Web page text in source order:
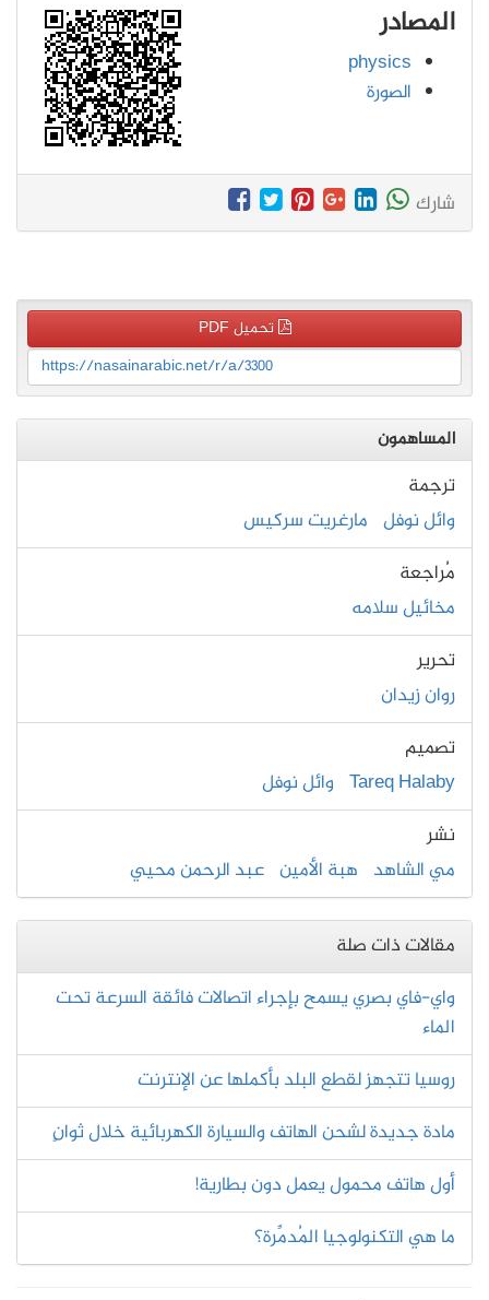
المصادر
physics
الصورة
شارك
تحميل PDF
https://nasainarabic.net/r/a/3300
المساهمون
ترجمة
وائل نوفل مارغريت سركيس
مُراجعة
مخائيل سلامه
تحرير
روان زيدان
تصميم
Tareq Halaby وائل نوفل
نشر
مي الشاهد هبة الأمين عبد الرحمن محيي
مقالات ذات صلة
واي-فاي بصري يسمح بإجراء اتصالات فائقة السرعة تحت
الماء
روسيا تتجهز لقطع البلد بأكملها عن الإنترنت
مادة جديدة لشحن الهاتف والسيارة الكهربائية خلال ثوانٍ
أول هاتف محمول يعمل دون بطارية!
ما هي التكنولوجيا المُدمِّرة؟